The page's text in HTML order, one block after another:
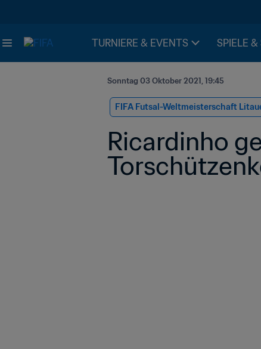
TURNIERE & EVENTS SPIELE &
Sonntag 03 Oktober 2021, 19:45
FIFA Futsal-Weltmeisterschaft
Ricardinho